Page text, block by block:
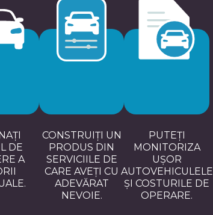
DE
A
CONSTRUIȚI UN
PRODUS DIN
SERVICIILE DE
CARE AVEȚI CU
ADEVĂRAT
NEVOIE.
PUTEȚI
MONITORIZA
UȘOR
AUTOVEHICULELE
ȘI COSTURILE DE
OPERARE.